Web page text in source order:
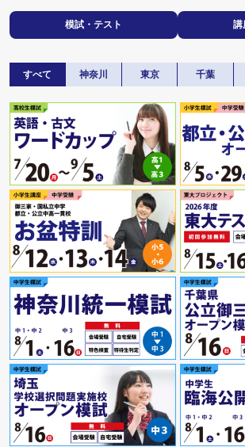
模試・テスト 講
すべて 神奈川 東京 千葉